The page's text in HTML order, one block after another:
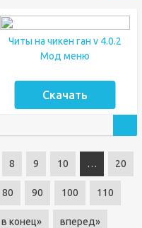
Читы на чикен ган v 4.0.2
Мод меню
Скачать
8 9 10 … 20
80 90 100 110
в конец» вперед»